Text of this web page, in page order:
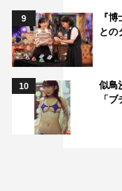
ックはインナーで
るので（笑）。昨
た時も、途中で暑
ヒートテックと短
った友達には「恥
て言われたんです
◆では、最近お気
9
『
と
10
似鳥
「